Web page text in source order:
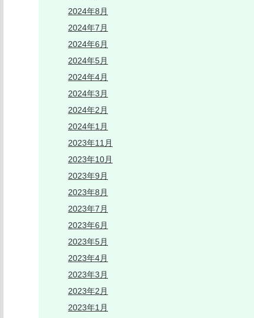
2024年8月
2024年7月
2024年6月
2024年5月
2024年4月
2024年3月
2024年2月
2024年1月
2023年11月
2023年10月
2023年9月
2023年8月
2023年7月
2023年6月
2023年5月
2023年4月
2023年3月
2023年2月
2023年1月